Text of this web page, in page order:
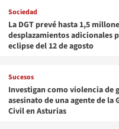
Sociedad
La DGT prevé hasta 1,5
desplazamientos adicionales
eclipse del 12 de agosto
Sucesos
Investigan como violencia de
asesinato de una agente de la
Civil en Asturias